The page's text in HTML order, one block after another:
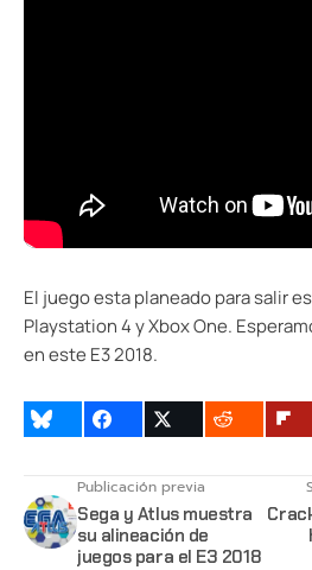
El juego esta planeado para salir
Playstation 4 y Xbox One.
en este E3 2018.
Publicación previa
Sega y Atlus muestra
su alineación de
juegos para el E3 2018